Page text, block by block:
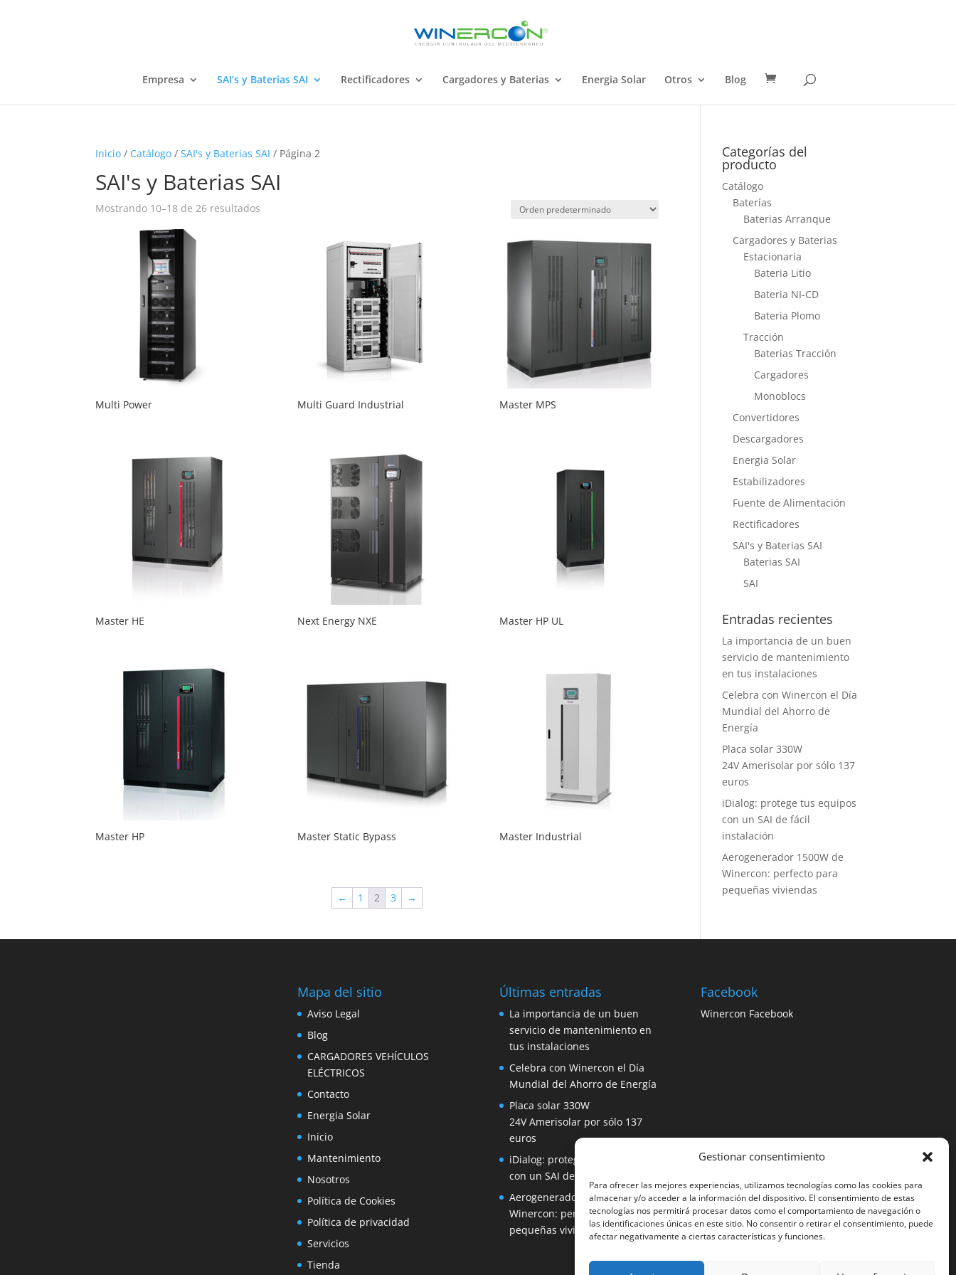
Gestionar consentimiento
Para ofrecer las mejores experiencias, utilizamos tecnologías como las cookies para
almacenar y/o acceder a la información del dispositivo. El consentimiento de estas
tecnologías nos permitirá procesar datos como el comportamiento de navegación o
las identificaciones únicas en este sitio. No consentir o retirar el consentimiento, puede
afectar negativamente a ciertas características y funciones.
Empresa SAI’s y Baterias SAI Rectificadores Cargadores y Baterias Energia Solar Otros Blog
Inicio / Catálogo /SAI's y Baterias SAI / Página 2
SAI's y Baterias SAI
Mostrando 10–18 de 26 resultados
Multi Power Multi Guard Industrial Master MPS
Master HE Next Energy NXE Master HP UL
Master HP Master Static Bypass Master Industrial
← 1 2 3 →
Categorías del
producto
Catálogo
Baterías
Baterias Arranque
Cargadores y Baterias
Estacionaria
Bateria Litio
Bateria NI-CD
Bateria Plomo
Tracción
Baterias Tracción
Cargadores
Monoblocs
Convertidores
Descargadores
Energia Solar
Estabilizadores
Fuente de Alimentación
Rectificadores
SAI's y Baterias SAI
Baterias SAI
SAI
Entradas recientes
La importancia de un buen
servicio de mantenimiento
en tus instalaciones
Celebra con Winercon el Día
Mundial del Ahorro de
Energía
Placa solar 330W
24V Amerisolar por sólo 137
euros
iDialog: protege tus equipos
con un SAI de fácil
instalación
Aerogenerador 1500W de
Winercon: perfecto para
pequeñas viviendas
Mapa del sitio
Aviso Legal
Blog
CARGADORES VEHÍCULOS
ELÉCTRICOS
Contacto
Energia Solar
Inicio
Mantenimiento
Nosotros
Política de Cookies
Política de privacidad
Servicios
Tienda
Últimas entradas
La importancia de un buen
servicio de mantenimiento en
tus instalaciones
Celebra con Winercon el Día
Mundial del Ahorro de Energía
Placa solar 330W
24V Amerisolar por sólo 137
euros
iDialog: protege tus equipos
con un SAI de fácil instalación
Aerogenerador 1500W de
Winercon: perfecto para
pequeñas viviendas
Facebook
Winercon Facebook